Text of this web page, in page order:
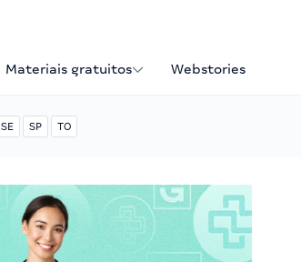
Materiais gratuitos Webstories
SE SP TO